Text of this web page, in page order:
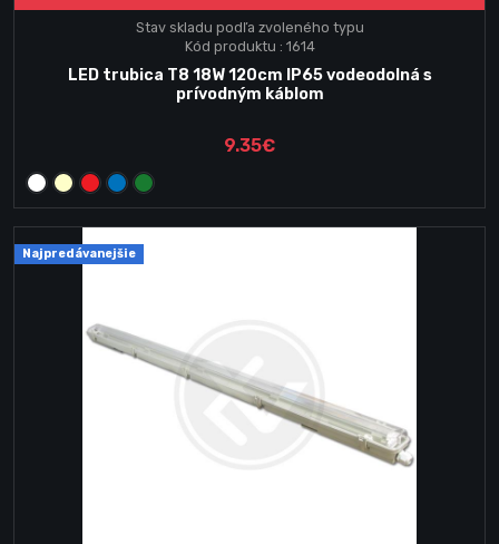
Stav skladu podľa zvoleného typu
Kód produktu : 1614
LED trubica T8 18W 120cm IP65 vodeodolná s
prívodným káblom
9.35€
Najpredávanejšie